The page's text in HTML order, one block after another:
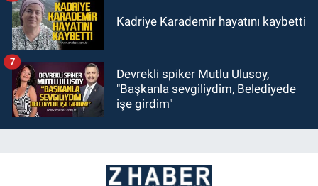
Kadriye Karademir hayatını kaybetti
Devrekli spiker Mutlu Ulusoy,
"Başkanla sevgiliydim, Belediyede
işe girdim"
7